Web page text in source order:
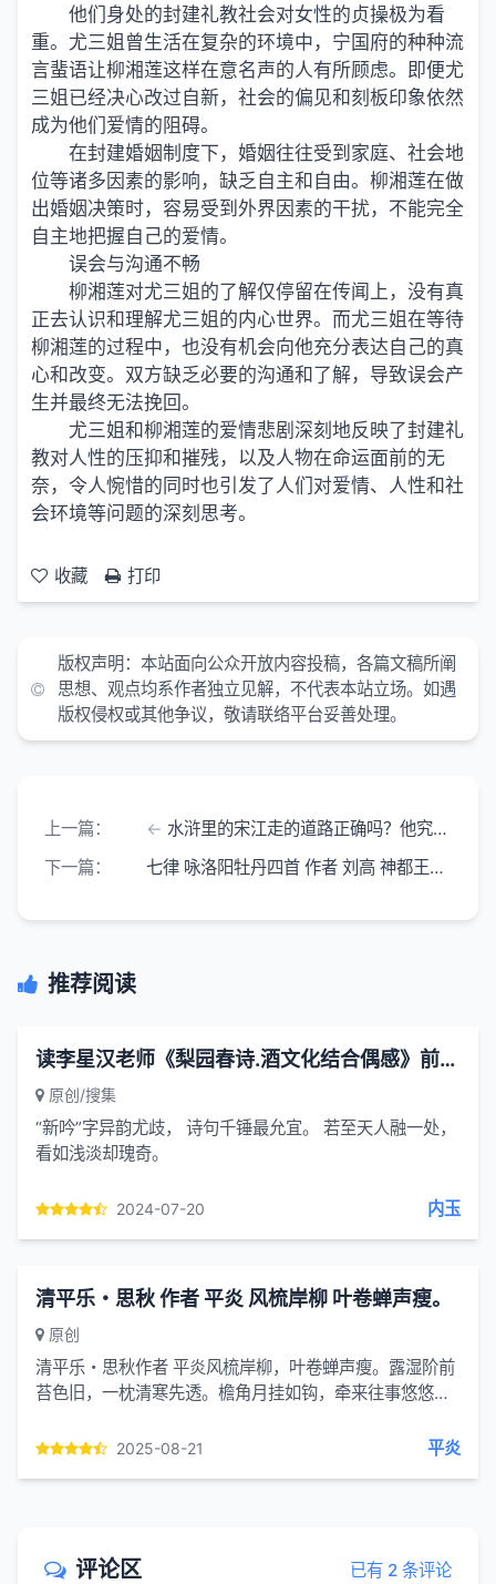
他们身处的封建礼教社会对女性的贞操极为看
重。尤三姐曾生活在复杂的环境中，宁国府的种种流
言蜚语让柳湘莲这样在意名声的人有所顾虑。即便尤
三姐已经决心改过自新，社会的偏见和刻板印象依然
成为他们爱情的阻碍。
在封建婚姻制度下，婚姻往往受到家庭、社会地
位等诸多因素的影响，缺乏自主和自由。柳湘莲在做
出婚姻决策时，容易受到外界因素的干扰，不能完全
自主地把握自己的爱情。
误会与沟通不畅
柳湘莲对尤三姐的了解仅停留在传闻上，没有真
正去认识和理解尤三姐的内心世界。而尤三姐在等待
柳湘莲的过程中，也没有机会向他充分表达自己的真
心和改变。双方缺乏必要的沟通和了解，导致误会产
生并最终无法挽回。
尤三姐和柳湘莲的爱情悲剧深刻地反映了封建礼
教对人性的压抑和摧残，以及人物在命运面前的无
奈，令人惋惜的同时也引发了人们对爱情、人性和社
会环境等问题的深刻思考。
收藏 打印
版权声明：本站面向公众开放内容投稿，各篇文稿所阐
思想、观点均系作者独立见解，不代表本站立场。如遇
版权侵权或其他争议，敬请联络平台妥善处理。
上一篇：
水浒里的宋江走的道路正确吗？他究竟是投降了好还是不投降好？
下一篇：
七律 咏洛阳牡丹四首 作者 刘高 神都王气孕仙胎 占断春光次第开
推荐阅读
读李星汉老师《梨园春诗.酒文化结合偶感》前后有感
原创/搜集
“新吟”字异韵尤歧， 诗句千锤最允宜。 若至天人融一处，
看如浅淡却瑰奇。
2024-07-20 内玉
清平乐・思秋 作者 平炎 风梳岸柳 叶卷蝉声瘦。
原创
清平乐・思秋作者 平炎风梳岸柳，叶卷蝉声瘦。露湿阶前
苔色旧，一枕清寒先透。檐角月挂如钩，牵来往事悠悠。
从风拂柳、...2025-08-21 平炎
评论区 已有 2 条评论